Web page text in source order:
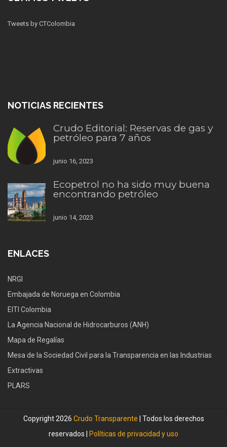
Tweets by CTColombia
NOTICIAS RECIENTES
Crudo Editorial: Reservas de gas y
petróleo para 7 años
junio 16, 2023
Ecopetrol no ha sido muy buena
encontrando petróleo
junio 14, 2023
ENLACES
NRGI
Embajada de Noruega en Colombia
EITI Colombia
La Agencia Nacional de Hidrocarburos (ANH)
Mapa de Regalías
Mesa de la Sociedad Civil para la Transparencia en las Industrias
Extractivas
PLARS
Copyright 2026 Crudo Transparente | Todos los derechos
reservados |
Políticas de privacidad y uso